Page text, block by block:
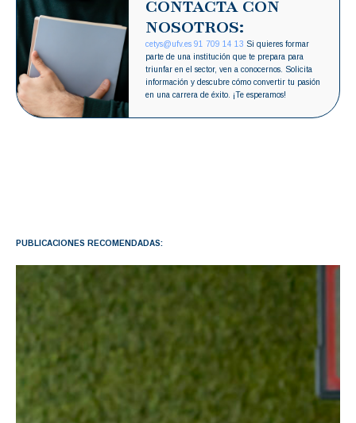
CONTACTA CON
NOSOTROS:
cetys@ufv.es 91 709 14 13 Si quieres formar
parte de una institución que te prepara para
triunfar en el sector, ven a conocernos. Solicita
información y descubre cómo convertir tu pasión
en una carrera de éxito. ¡Te esperamos!
PUBLICACIONES RECOMENDADAS: